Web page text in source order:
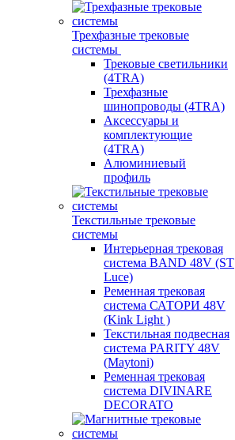
Трехфазные трековые
системы
Трековые светильники
(4TRA)
Трехфазные
шинопроводы (4TRA)
Аксессуары и
комплектующие
(4TRA)
Алюминиевый
профиль
Текстильные трековые
системы
Интерьерная трековая
система BAND 48V (ST
Luce)
Ременная трековая
система САТОРИ 48V
(Kink Light )
Текстильная подвесная
система PARITY 48V
(Maytoni)
Ременная трековая
система DIVINARE
DECORATO